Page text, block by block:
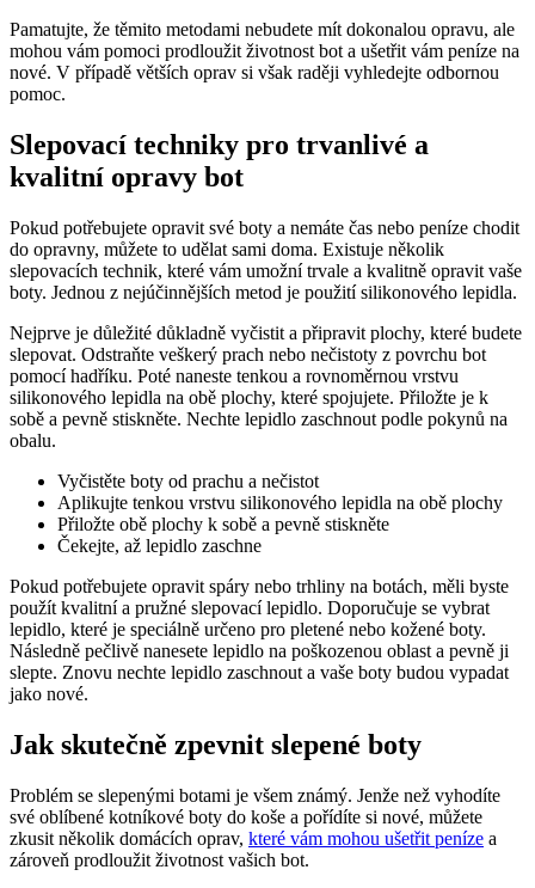
Pamatujte, že těmito metodami nebudete mít dokonalou opravu, ale
mohou vám pomoci ‍prodloužit životnost bot a ušetřit vám peníze na
nové.⁢ V případě větších oprav si však ​raději vyhledejte odbornou
pomoc.
Slepovací techniky⁢ pro trvanlivé ⁢a
kvalitní opravy bot
Pokud potřebujete opravit své⁣ boty a nemáte čas nebo peníze chodit⁢
do opravny, můžete to​ udělat sami doma. Existuje několik
slepovacích technik, které vám umožní trvale a kvalitně opravit vaše
boty.⁣ Jednou z nejúčinnějších metod ‌je‌ použití silikonového lepidla.
Nejprve je důležité důkladně vyčistit a připravit ⁤plochy, které budete
slepovat. Odstraňte veškerý prach nebo nečistoty z povrchu bot
pomocí hadříku. Poté naneste tenkou a rovnoměrnou vrstvu
silikonového lepidla na⁢ obě plochy, které spojujete. Přiložte je k
sobě a pevně stiskněte. Nechte lepidlo ⁢zaschnout podle⁣ pokynů na
obalu.
Vyčistěte boty od prachu a ⁣nečistot
Aplikujte⁤ tenkou vrstvu silikonového lepidla na obě plochy
Přiložte obě plochy k sobě a pevně‌ stiskněte
Čekejte, až lepidlo zaschne
Pokud potřebujete opravit spáry nebo ⁤trhliny na​ botách, ‍měli‍ byste
‌použít‍ kvalitní a pružné ⁢slepovací lepidlo. Doporučuje se vybrat
lepidlo, které je⁣ speciálně ⁣určeno pro pletené nebo kožené boty.
Následně pečlivě nanesete lepidlo na poškozenou oblast a pevně ji
slepte. Znovu nechte lepidlo zaschnout a vaše boty budou vypadat
jako nové.
Jak skutečně⁢ zpevnit slepené boty
Problém se slepenými botami je všem známý. Jenže než vyhodíte
své oblíbené ‍kotníkové boty do ⁣koše⁤ a pořídíte si nové, můžete
zkusit několik domácích oprav, které vám mohou ušetřit peníze a
zároveň prodloužit životnost vašich bot.